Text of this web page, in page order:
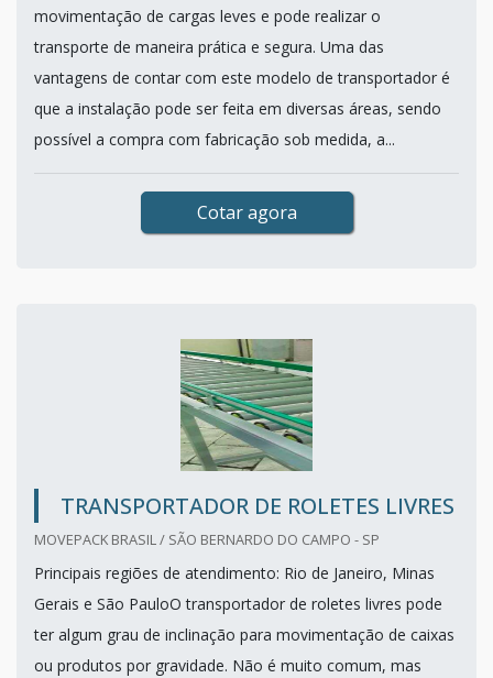
movimentação de cargas leves e pode realizar o
transporte de maneira prática e segura. Uma das
vantagens de contar com este modelo de transportador é
que a instalação pode ser feita em diversas áreas, sendo
possível a compra com fabricação sob medida, a...
Cotar agora
TRANSPORTADOR DE ROLETES LIVRES
MOVEPACK BRASIL / SÃO BERNARDO DO CAMPO - SP
Principais regiões de atendimento: Rio de Janeiro, Minas
Gerais e São PauloO transportador de roletes livres pode
ter algum grau de inclinação para movimentação de caixas
ou produtos por gravidade. Não é muito comum, mas